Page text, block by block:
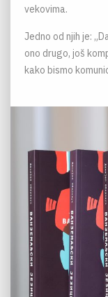
vekovima.
Jedno od njih je:
ono drugo, još
kako bismo